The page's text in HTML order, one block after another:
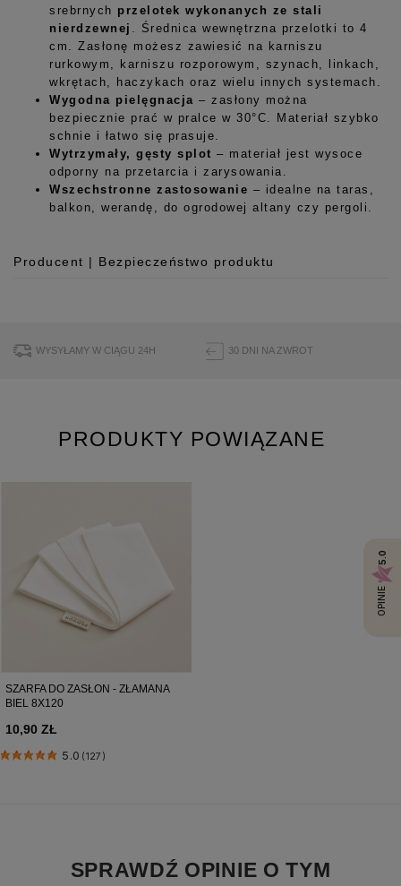
srebrnych przelotek wykonanych ze stali
nierdzewnej
. Średnica wewnętrzna przelotki to 4
cm. Zasłonę możesz zawiesić na karniszu
rurkowym, karniszu rozporowym, szynach, linkach,
wkrętach, haczykach oraz wielu innych systemach.
Wygodna pielęgnacja – zasłony można
bezpiecznie prać w pralce w 30°C. Materiał szybko
schnie i łatwo się prasuje.
Wytrzymały, gęsty splot – materiał jest wysoce
odporny na przetarcia i zarysowania.
Wszechstronne zastosowanie – idealne na taras,
balkon, werandę, do ogrodowej altany czy pergoli.
Producent | Bezpieczeństwo produktu
ul. Buforowa 125/H-10a
Pobierz instrukcję bezpieczeństwa produktu
WYSYŁAMY W CIĄGU 24H 30 DNI NA ZWROT
SPRAWDŹ OPINIE O TYM
PRODUKTY POWIĄZANE
SZARFA DO ZASŁON - ZŁAMANA
BIEL 8X120
10,90 ZŁ
5.0 (127)
OPINIE
5.0